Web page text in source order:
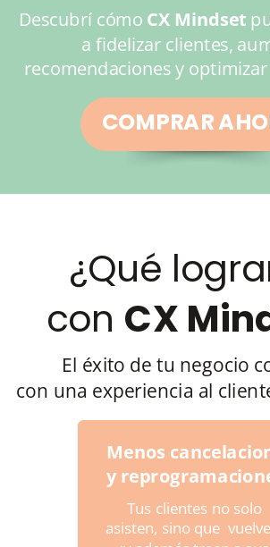
COMPRAR
Descubrí cómo CX Mindset
a fidelizar clientes,
recomendaciones y
¿Qué
con CX
Menos
y
El éxito de tu negocio
con una experiencia al
Tus clientes no solo
asisten, sino que